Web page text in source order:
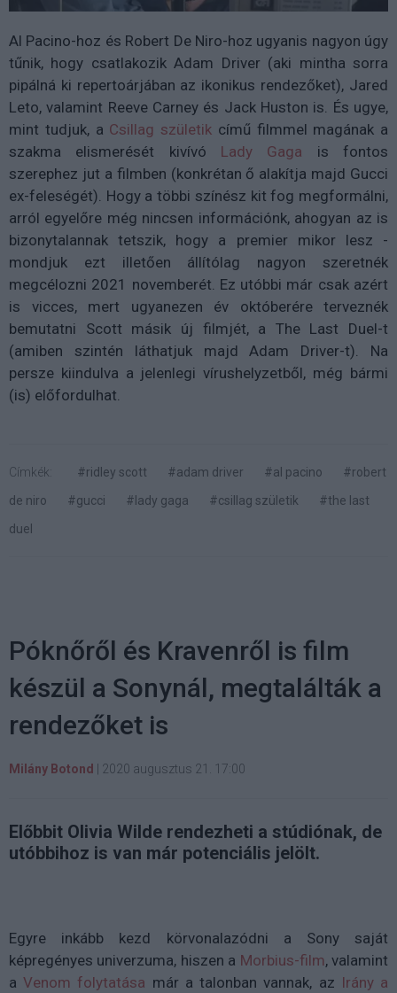
Al Pacino-hoz és Robert De Niro-hoz ugyanis nagyon úgy
tűnik, hogy csatlakozik Adam Driver (aki mintha sorra
pipálná ki repertoárjában az ikonikus rendezőket), Jared
Leto, valamint Reeve Carney és Jack Huston is. És ugye,
mint tudjuk, a Csillag születik című filmmel magának a
szakma elismerését kivívó Lady Gaga is fontos
szerephez jut a filmben (konkrétan ő alakítja majd Gucci
ex-feleségét). Hogy a többi színész kit fog megformálni,
arról egyelőre még nincsen információnk, ahogyan az is
bizonytalannak tetszik, hogy a premier mikor lesz -
mondjuk ezt illetően állítólag nagyon szeretnék
megcélozni 2021 novemberét. Ez utóbbi már csak azért
is vicces, mert ugyanezen év októberére terveznék
bemutatni Scott másik új filmjét, a The Last Duel-t
(amiben szintén láthatjuk majd Adam Driver-t). Na
persze kiindulva a jelenlegi vírushelyzetből, még bármi
(is) előfordulhat.
Címkék: #ridley scott #adam driver #al pacino
#robert
de niro
#gucci #lady gaga #csillag születik
#the last
duel
Póknőről és Kravenről is film
készül a Sonynál, megtalálták a
rendezőket is
Milány Botond 2020 augusztus 21. 17:00
Előbbit Olivia Wilde rendezheti a stúdiónak, de
utóbbihoz is van már potenciális jelölt.
Egyre inkább kezd körvonalazódni a Sony saját
képregényes univerzuma, hiszen a Morbius-film, valamint
aVenom folytatása már a talonban vannak, az Irány a